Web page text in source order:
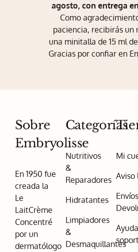
agosto, con entrega
Como
paciencia, recibirás un
una minitalla de 15 ml
Gracias por confiar en
Sobre
Embryolisse
En 1950 fue
creada la
Le
LaitCrème
Concentré
por un
dermatólogo
Categorías
Nutritivos
&
Reparadores
Hidratantes
Limpiadores
&
Desmaquillantes
Mi
Aviso